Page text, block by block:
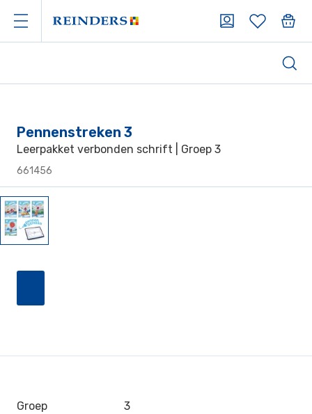
Pennenstreken 3
Leerpakket verbonden schrift | Groep 3
661456
Groep
3